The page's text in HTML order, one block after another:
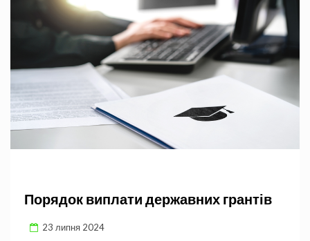
Порядок виплати державних грантів
23 липня 2024